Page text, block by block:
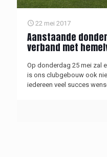
22 mei 2017
Aanstaande
verband met
Op donderdag 25 mei zal
is ons clubgebouw ook
iedereen veel succes